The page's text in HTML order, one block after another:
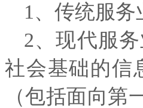
1、传统服
2、现代服
社会基础的信
（包括面向